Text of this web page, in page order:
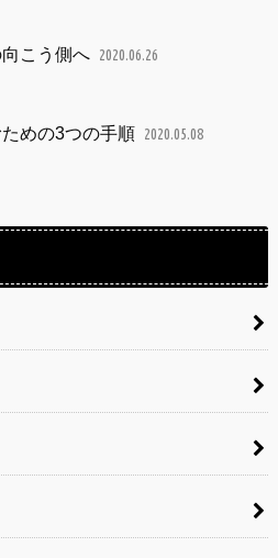
こう側へ 2020.06.26
めの3つの手順 2020.05.08